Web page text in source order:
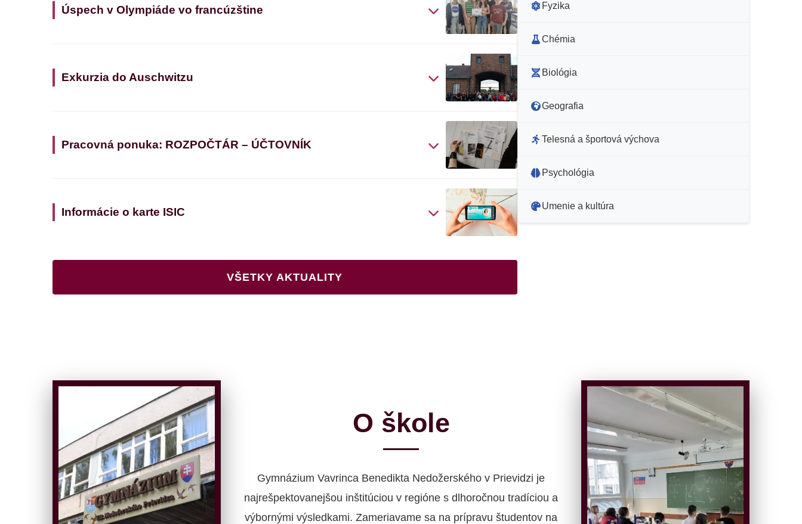
Úspech v Olympiáde vo francúzštine
Exkurzia do Auschwitzu
Pracovná ponuka: ROZPOČTÁR – ÚČTOVNÍK
Informácie o karte ISIC
VŠETKY AKTUALITY
Fyzika
Chémia
Biológia
Geografia
Telesná a športová výchova
Psychológia
Umenie a kultúra
O škole
Gymnázium Vavrinca Benedikta Nedožerského v Prievidzi je
najrešpektovanejšou inštitúciou v regióne s dlhoročnou tradíciou a
výbornými výsledkami. Zameriavame sa na prípravu študentov na